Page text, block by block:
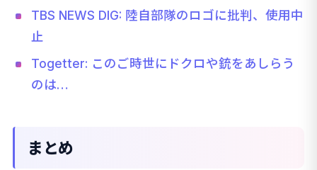
TBS NEWS DIG: 陸自部隊のロゴに批判、使用中
止
Togetter: このご時世にドクロや銃をあしらう
のは…
まとめ